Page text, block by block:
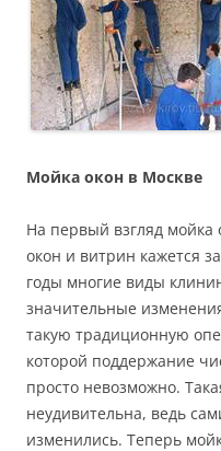
Мойка окон в Москве
На первый взгляд мойка
окон и витрин кажется
годы многие виды
значительные
такую традиционную
которой поддержание
просто невозможно.
неудивительна, ведь
изменились. Теперь